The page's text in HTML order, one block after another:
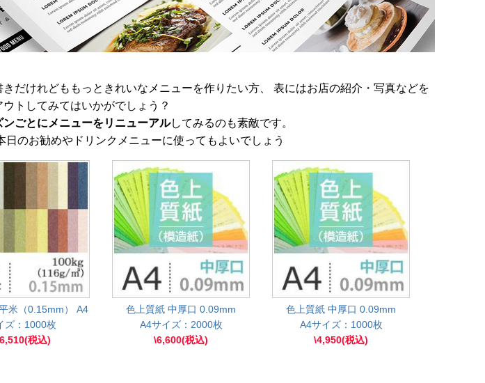
だけれどももっときれいなメニューを作りたい方、 表にはお店の紹介・写真などを
トしてみてはいかがでしょう？
ンごとにメニューをリニューアルしてみるのも素敵です。
のお勧めやドリンクメニューに使ってもよいでしょう
米（0.15mm） A4
ズ：1000枚
税込)
色上質紙 中厚口 0.09mm
A4サイズ：2000枚
\6,600(税込)
色上質紙 中厚口 0.09mm
A4サイズ：1000枚
\4,950(税込)